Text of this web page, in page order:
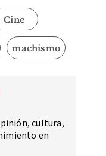
Cine
machismo
cultura,
en